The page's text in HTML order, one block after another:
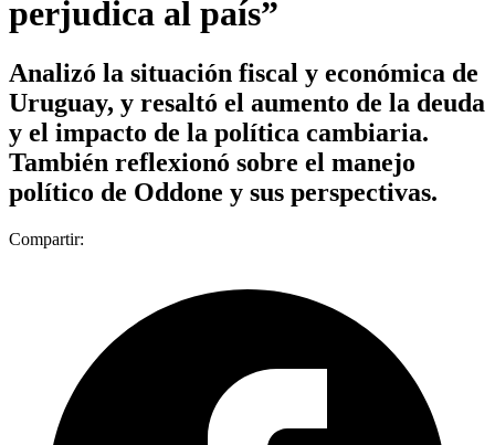
perjudica al país”
Analizó la situación fiscal y económica de
Uruguay, y resaltó el aumento de la deuda
y el impacto de la política cambiaria.
También reflexionó sobre el manejo
político de Oddone y sus perspectivas.
Compartir: